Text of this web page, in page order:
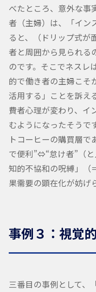
べたところ、意外な事
者（主婦）は、「イン
ると、（ドリップ式が
者と周囲から見られる
のです。そこでネスレ
的で働き者の主婦こそ
活用する」ことを訴え
費者心理が変わり、イ
むようになったそうで
トコーヒーの購買層で
で便利”⇔“怠け者”（
知的不協和の呪縛」（
果需要の顕在化が妨げ
事例３：視覚
三番目の事例として、